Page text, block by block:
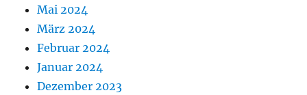
Mai 2024
März 2024
Februar 2024
Januar 2024
Dezember 2023